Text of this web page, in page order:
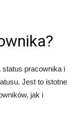
pracownika i
Jest to istotne
jak i